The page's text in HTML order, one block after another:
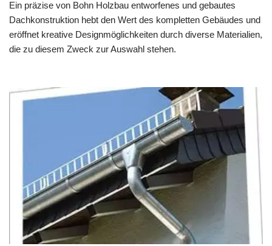
Ein präzise von Bohn Holzbau entworfenes und gebautes
Dachkonstruktion hebt den Wert des kompletten Gebäudes und
eröffnet kreative Designmöglichkeiten durch diverse Materialien,
die zu diesem Zweck zur Auswahl stehen.